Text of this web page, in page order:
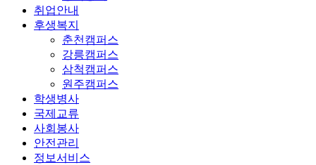
취업안내
후생복지
춘천캠퍼스
강릉캠퍼스
삼척캠퍼스
원주캠퍼스
학생병사
국제교류
사회봉사
안전관리
정보서비스